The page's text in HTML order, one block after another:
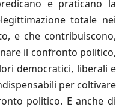
e praticano la
totale nei
e che contribuiscono,
il confronto politico,
democratici, liberali e
per coltivare
politico. E anche di